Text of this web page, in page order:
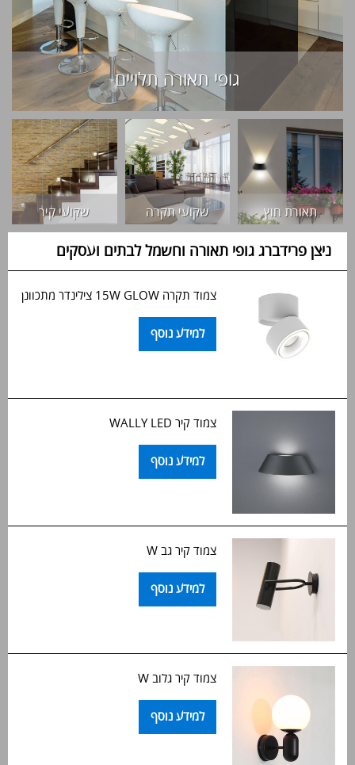
גופי תאורה תלויים
שקועי קיר שקועי תקרה תאורת חוץ
ניצן פרידברג גופי תאורה וחשמל לבתים ועסקים
צמוד תקרה 15W GLOW צילינדר מתכוונן
למידע נוסף
צמוד קיר WALLY LED
למידע נוסף
צמוד קיר גב W
למידע נוסף
צמוד קיר גלוב W
למידע נוסף